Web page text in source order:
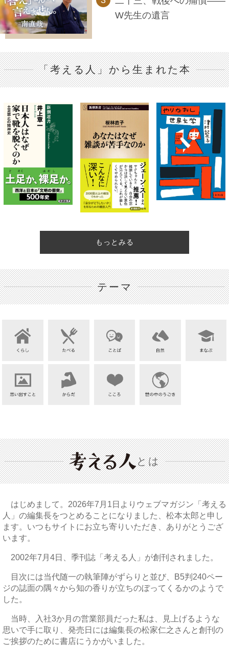
W先生の遺言
「考える人」から生まれた本
もっとみる
テーマ
とは
はじめまして。2026年7月1日よりウェブマガジン「考える
人」の編集長をつとめることになりました、松本太郎と申し
ます。いつもサイトにお立ち寄りいただき、ありがとうござ
います。
2002年7月4日、季刊誌「考える人」が創刊されました。
目次には当代随一の執筆陣がずらりと並び、B5判240ペー
ジの誌面の隅々から知の香りが立ちのぼってくるかのようで
した。
当時、入社3か月の営業部員だった私は、見上げるような
思いで手に取り、発売日には編集長の松家仁之さんと創刊の
ご挨拶のために書店にうかがいました。